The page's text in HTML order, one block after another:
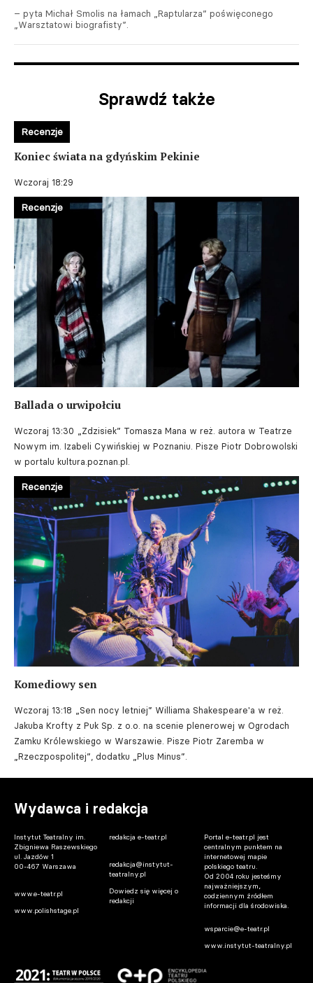
– pyta Michał Smolis na łamach „Raptularza” poświęconego
„Warsztatowi biografisty”.
Sprawdź także
Koniec świata na gdyńskim Pekinie
Wczoraj 18:29
Recenzje
Ballada o urwipołciu
Wczoraj 13:30 „Zdzisiek” Tomasza Mana w reż. autora w Teatrze
Nowym im. Izabeli Cywińskiej w Poznaniu. Pisze Piotr Dobrowolski
w portalu kultura.poznan.pl.
Recenzje
Komediowy sen
Wczoraj 13:18 „Sen nocy letniej” Williama Shakespeare'a w reż.
Jakuba Krofty z Puk Sp. z o.o. na scenie plenerowej w Ogrodach
Zamku Królewskiego w Warszawie. Pisze Piotr Zaremba w
„Rzeczpospolitej”, dodatku „Plus Minus”.
Recenzje
Wydawca i redakcja
Instytut Teatralny im.
Zbigniewa Raszewskiego
ul. Jazdów 1
00-467 Warszawa
www.e-teatr.pl
www.polishstage.pl
redakcja e-teatr.pl
redakcja@instytut-
teatralny.pl
Dowiedz się więcej o
redakcji
Portal e-teatr.pl jest
centralnym punktem na
internetowej mapie
polskiego teatru.
Od 2004 roku jesteśmy
najważniejszym,
codziennym źródłem
informacji dla środowiska.
wsparcie@e-teatr.pl
www.instytut-teatralny.pl